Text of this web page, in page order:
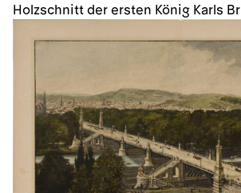
Holzschnitt der ersten König Karls